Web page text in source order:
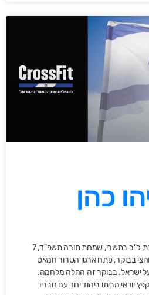
כהן
רס״ב יוראי אליהו כהן ז״ל בשבת כ"ב בתשרי, שמחת תורה תשפ"ד, 7
בשעה שש וחצי בבוקר, פתח ארגון הטרור חמאס
ישראל. בבוקר זה החלה מלחמה.
בוקר, בשעה 06:30 הוקפץ יוראי מביתו ביהוד יחד עם חבריו